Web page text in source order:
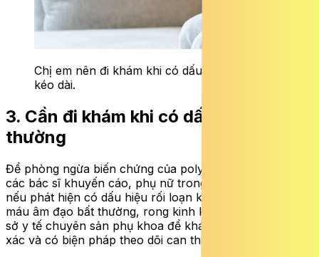
Chị em nên đi khám khi có dấu hiệu rong kinh
kéo dài.
3. Cần đi khám khi có dấu hiệu bất
thường
Để phòng ngừa biến chứng của polyp nội mạc tử cung,
các bác sĩ khuyến cáo, phụ nữ trong độ tuổi sinh sản
nếu phát hiện có dấu hiệu rối loạn kinh nguyệt và chảy
máu âm đạo bất thường, rong kinh kéo dài cần đến cơ
sở y tế chuyên sản phụ khoa để khám chẩn đoán chính
xác và có biện pháp theo dõi can thiệp phù hợp.